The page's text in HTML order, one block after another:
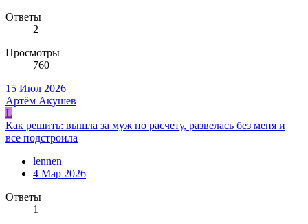
Ответы
2
Просмотры
760
15 Июл 2026
Артём Акушев
L
Как решить: вышла за муж по расчету, развелась без меня и
все подстроила
lennen
4 Мар 2026
Ответы
1